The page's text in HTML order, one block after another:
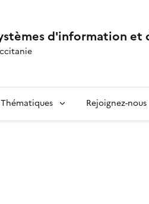
d'information et
Thématiques Rejoignez-nous